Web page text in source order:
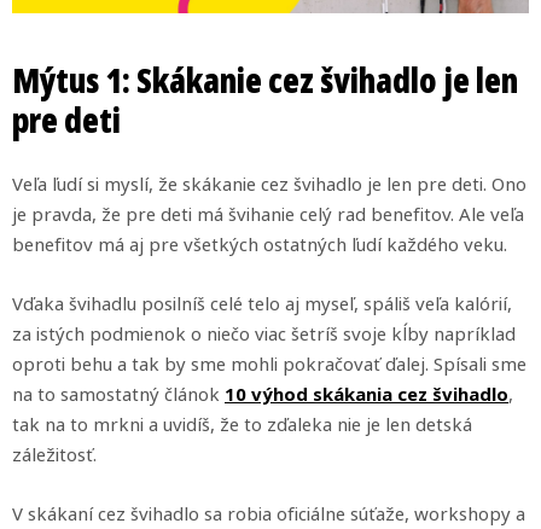
Mýtus 1: Skákanie cez švihadlo je len
pre deti
Veľa ľudí si myslí, že skákanie cez švihadlo je len pre deti. Ono
je pravda, že pre deti má švihanie celý rad benefitov. Ale veľa
benefitov má aj pre všetkých ostatných ľudí každého veku.
Vďaka švihadlu posilníš celé telo aj myseľ, spáliš veľa kalórií,
za istých podmienok o niečo viac šetríš svoje kĺby napríklad
oproti behu a tak by sme mohli pokračovať ďalej. Spísali sme
na to samostatný článok 10 výhod skákania cez švihadlo,
tak na to mrkni a uvidíš, že to zďaleka nie je len detská
záležitosť.
V skákaní cez švihadlo sa robia oficiálne súťaže, workshopy a